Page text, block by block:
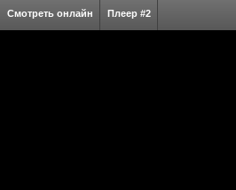
Смотреть онлайн Плеер #2